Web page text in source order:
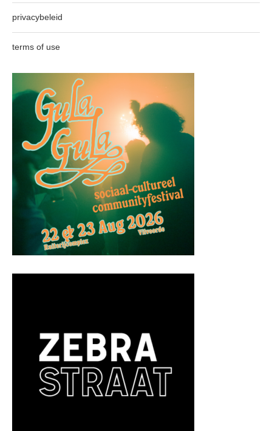
privacybeleid
terms of use